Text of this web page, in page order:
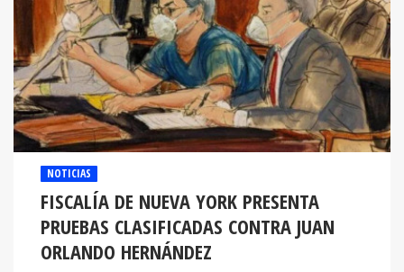
NOTICIAS
FISCALÍA DE NUEVA YORK PRESENTA
PRUEBAS CLASIFICADAS CONTRA JUAN
ORLANDO HERNÁNDEZ